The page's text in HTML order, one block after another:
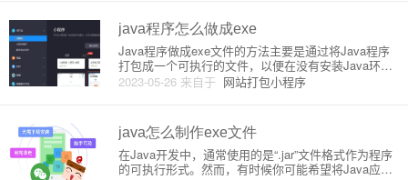
java程序怎么做成exe
2023-05-26 来自于 网站打包小程序
Java程序做成exe文件的方法主要是通过将Java程序
打包成一个可执行的文件，以便在没有安装Java环境
的计算机上直接运行。这需要使用一些第三方工具，
如Launch4j、Excelsior JET和JWrapper等。本教程将
java怎么制作exe文件
在Java开发中，通常使用的是“.jar”文件格式作为程序
的可执行形式。然而，有时候你可能希望将Java应用